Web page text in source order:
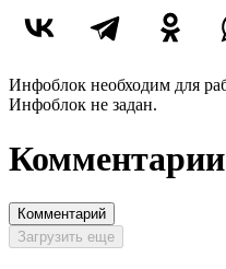
Инфоблок необходим для
Инфоблок не задан.
Комментарии
Комментарий
Загрузить еще